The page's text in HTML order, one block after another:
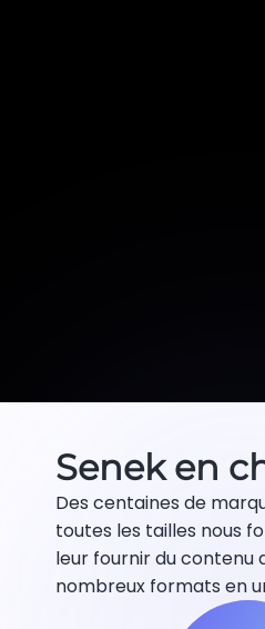
Senek en
Des centaines de
toutes les tailles nous
leur fournir du contenu
nombreux formats en